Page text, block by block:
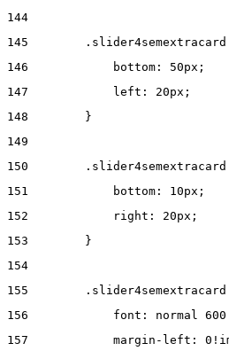
144
145
146
            bottom: 50px;
147
            left: 20px;
148
        }
149
150
151
            bottom: 10px;
152
            right: 20px;
153
        }
154
155
156
font: normal
157
margin-left: